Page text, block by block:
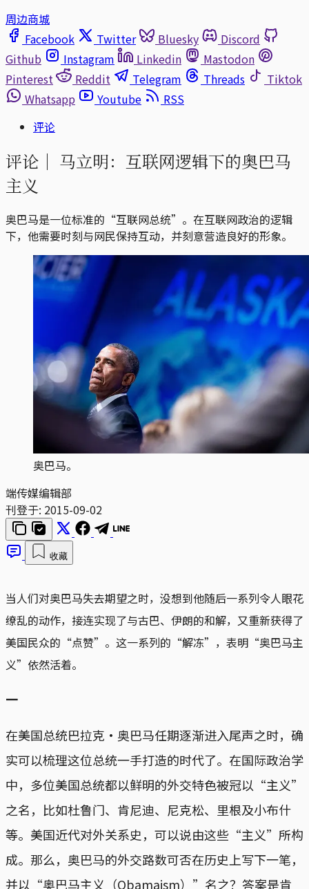
周边商城
Facebook
Twitter Bluesky
Discord
Github
Instagram Linkedin
Mastodon
Pinterest
Reddit Telegram Threads
Tiktok
Whatsapp
Youtube
RSS
评论
评论｜ 马立明：互联网逻辑下的奥巴马
主义
奥巴马是一位标准的“互联网总统”。在互联网政治的逻辑
下，他需要时刻与网民保持互动，并刻意营造良好的形象。
奥巴马。
端传媒编辑部
刊登于: 2015-09-02
收藏
当人们对奥巴马失去期望之时，没想到他随后一系列令人眼花
缭乱的动作，接连实现了与古巴、伊朗的和解，又重新获得了
美国民众的“点赞”。这一系列的“解冻”，表明“奥巴马主
义”依然活着。
一
在美国总统巴拉克·奥巴马任期逐渐进入尾声之时，确
实可以梳理这位总统一手打造的时代了。在国际政治学
中，多位美国总统都以鲜明的外交特色被冠以“主义”
之名，比如杜鲁门、肯尼迪、尼克松、里根及小布什
等。美国近代对外关系史，可以说由这些“主义”所构
成。那么，奥巴马的外交路数可否在历史上写下一笔，
并以“奥巴马主义（Obamaism）”名之？答案是肯